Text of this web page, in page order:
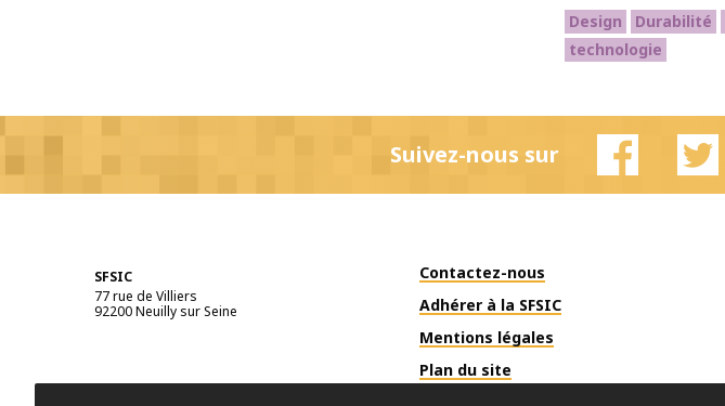
Design Durabilité
technologie
Suivez-nous sur
SFSIC
77 rue de Villiers
92200Neuilly sur Seine
Contactez-nous
Adhérer à la SFSIC
Mentions légales
Plan du site